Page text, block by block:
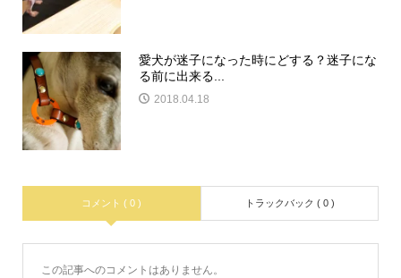
愛犬が迷子になった時にどする？迷子にな
る前に出来る...
2018.04.18
コメント ( 0 ) トラックバック ( 0 )
この記事へのコメントはありません。